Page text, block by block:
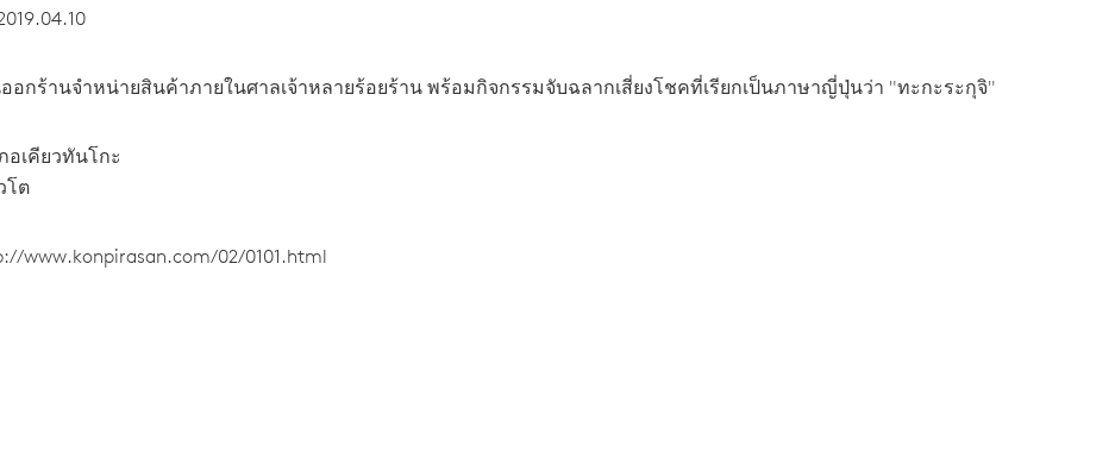
2019.04.10
อกร้านจำหน่ายสินค้าภายในศาลเจ้าหลายร้อยร้าน พร้อมกิจกรรมจับฉลากเสี่ยงโชคที่เรียกเป็นภาษาญี่ปุ่นว่า "ทะกะระกุจิ"
อเคียวทันโกะ
โต
www.konpirasan.com/02/0101.html